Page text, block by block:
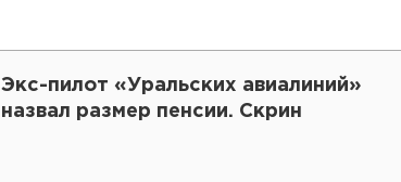
Экс-пилот «Уральских авиалиний»
назвал размер пенсии. Скрин